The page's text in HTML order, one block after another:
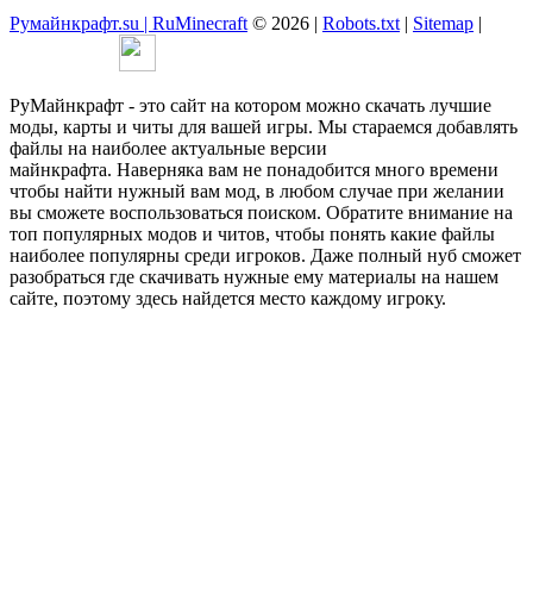
Румайнкрафт.su | RuMinecraft © 2026 | Robots.txt | Sitemap |
РуМайнкрафт - это сайт на котором можно скачать лучшие
моды, карты и читы для вашей игры. Мы стараемся добавлять
файлы на наиболее актуальные версии
майнкрафта. Наверняка вам не понадобится много времени
чтобы найти нужный вам мод, в любом случае при желании
вы сможете воспользоваться поиском. Обратите внимание на
топ популярных модов и читов, чтобы понять какие файлы
наиболее популярны среди игроков. Даже полный нуб сможет
разобраться где скачивать нужные ему материалы на нашем
сайте, поэтому здесь найдется место каждому игроку.